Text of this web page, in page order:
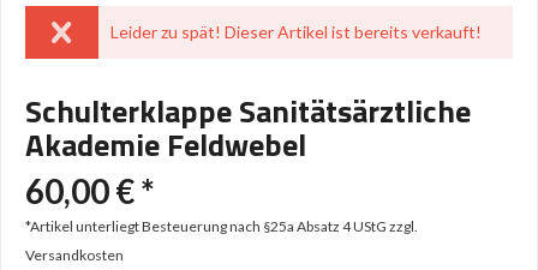
Leider zu spät! Dieser Artikel ist bereits verkauft!
Schulterklappe Sanitätsärztliche
Akademie Feldwebel
60,00 € *
*Artikel unterliegt Besteuerung nach §25a Absatz 4 UStG zzgl.
Versandkosten